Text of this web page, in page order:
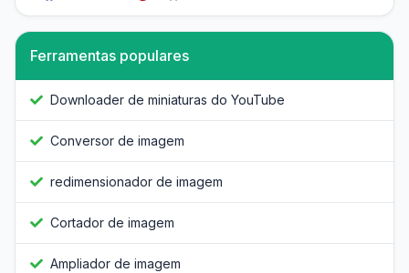
Ferramentas populares
Downloader de miniaturas do YouTube
Conversor de imagem
redimensionador de imagem
Cortador de imagem
Ampliador de imagem